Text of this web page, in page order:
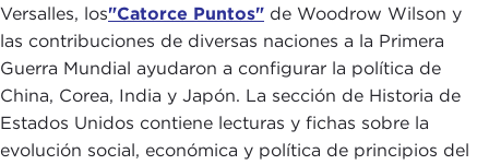
Versalles, los"Catorce Puntos" de Woodrow Wilson y
las contribuciones de diversas naciones a la Primera
Guerra Mundial ayudaron a configurar la política de
China, Corea, India y Japón. La sección de Historia de
Estados Unidos contiene lecturas y fichas sobre la
evolución social, económica y política de principios del